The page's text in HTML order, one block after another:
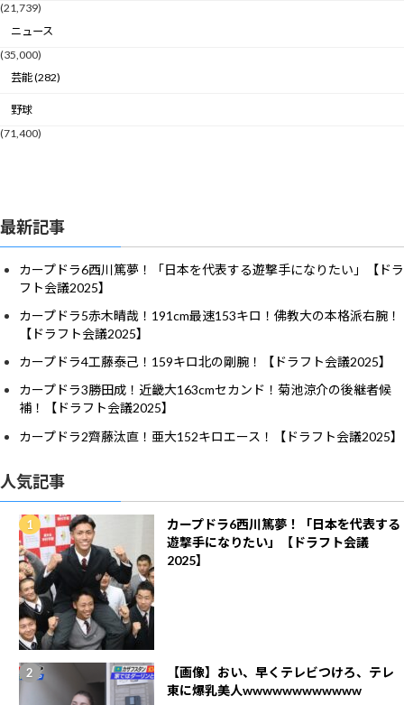
(21,739)
ニュース
(35,000)
芸能 (282)
野球
(71,400)
最新記事
カープドラ6西川篤夢！「日本を代表する遊撃手になりたい」【ドラ
フト会議2025】
カープドラ5赤木晴哉！191cm最速153キロ！佛教大の本格派右腕！
【ドラフト会議2025】
カープドラ4工藤泰己！159キロ北の剛腕！【ドラフト会議2025】
カープドラ3勝田成！近畿大163cmセカンド！菊池涼介の後継者候
補！【ドラフト会議2025】
カープドラ2齊藤汰直！亜大152キロエース！【ドラフト会議2025】
人気記事
カープドラ6西川篤夢！「日本を代表する
遊撃手になりたい」【ドラフト会議
2025】
【画像】おい、早くテレビつけろ、テレ
東に爆乳美人wwwwwwwwwwww